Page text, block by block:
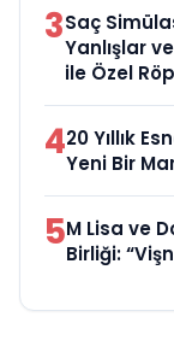
3Saç
Yanlışlar
ile Özel
420 Yıllık
Yeni Bir
5M Lisa ve
Birliği: